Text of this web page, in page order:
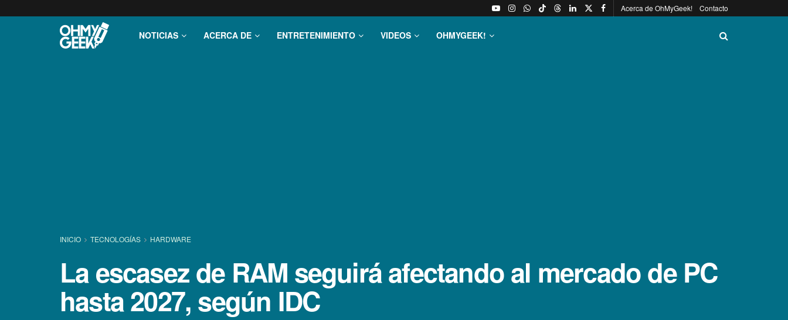
Acerca de OhMyGeek! Contacto
NOTICIAS ACERCA DE ENTRETENIMIENTO VIDEOS OHMYGEEK!
INICIO TECNOLOGÍ­AS HARDWARE
La escasez de RAM seguirá afectando al mercado de PC
hasta 2027, según IDC